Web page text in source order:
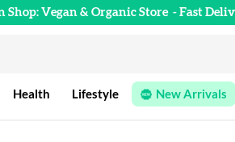
Shop: Vegan & Organic Store - Fast
Health Lifestyle New Arrivals